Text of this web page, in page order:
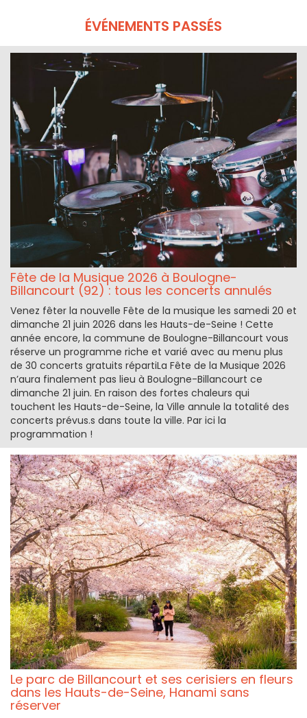
ÉVÉNEMENTS PASSÉS
Fête de la Musique 2026 à Boulogne-
Billancourt (92) : tous les concerts annulés
Venez fêter la nouvelle Fête de la musique les samedi 20 et
dimanche 21 juin 2026 dans les Hauts-de-Seine ! Cette
année encore, la commune de Boulogne-Billancourt vous
réserve un programme riche et varié avec au menu plus
de 30 concerts gratuits répartiLa Fête de la Musique 2026
n’aura finalement pas lieu à Boulogne-Billancourt ce
dimanche 21 juin. En raison des fortes chaleurs qui
touchent les Hauts-de-Seine, la Ville annule la totalité des
concerts prévus.s dans toute la ville. Par ici la
programmation !
Le parc de Billancourt et ses cerisiers en fleurs
dans les Hauts-de-Seine, Hanami sans
réserver